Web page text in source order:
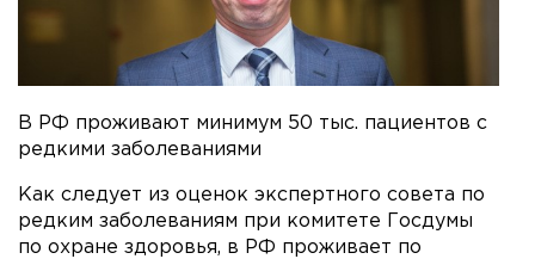
В РФ проживают минимум 50 тыс. пациентов с
редкими заболеваниями
Как следует из оценок экспертного совета по
редким заболеваниям при комитете Госдумы
по охране здоровья, в РФ проживает по